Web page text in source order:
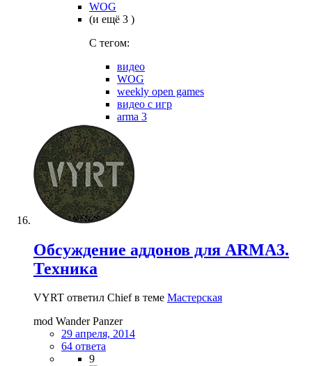
WOG
(и ещё 3 )
C тегом:
видео
WOG
weekly open games
видео с игр
arma 3
Обсуждение аддонов для ARMA3.
Техника
VYRT ответил Chief в теме Мастерская
mod Wander Panzer
29 апреля, 2014
64 ответа
9